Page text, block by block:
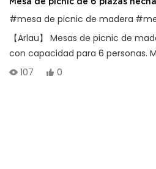
reciclado
#mesa de picnic de madera
【Arlau】 Mesas de picnic de
con capacidad para 6 personas.
duraderas e impermeables con
107 0